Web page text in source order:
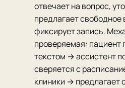
отвечает на вопрос,
предлагает свободное
фиксирует запись.
проверяемая:
текстом → ассистент
сверяется с
клиники → предлагает